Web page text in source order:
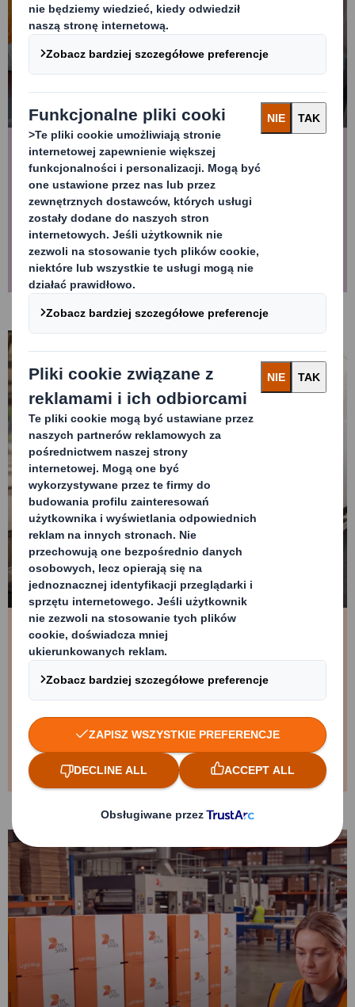
Zwiększanie widoczności na
półce
Dzięki autorskim narzędziom – wizualizacji 4D i
analityce efektywności – zamieniamy bariery
zakupowe w realne możliwości wzrostu.
Dowiedz się więcej
Optymalizacja łańcucha
dostaw
Dzięki metodologii Supply Cycle Thinking
redukując nadmiar materiałów i straty w
transporcie.
Dowiedz się więcej